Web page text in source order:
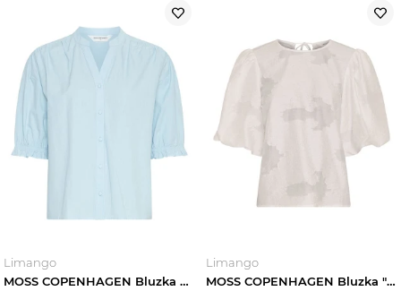
Limango
MOSS COPENHAGEN Bluzka w kolorze błękitnym rozmiar: XS
Limango
MOSS COPENHAGEN Bluzka "Orkidea" w kolorze kremowym rozmiar: M